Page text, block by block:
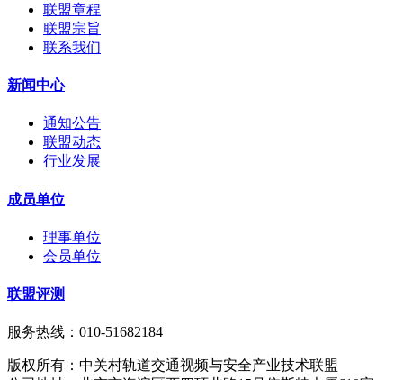
联盟章程
联盟宗旨
联系我们
新闻中心
通知公告
联盟动态
行业发展
成员单位
理事单位
会员单位
联盟评测
服务热线：010-51682184
版权所有：中关村轨道交通视频与安全产业技术联盟